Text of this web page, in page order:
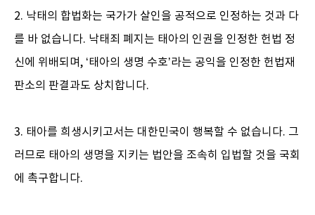
2. 낙태의 합법화는 국가가 살인을 공적으로 인정하는 것과 다
를 바 없습니다. 낙태죄 폐지는 태아의 인권을 인정한 헌법 정
신에 위배되며, ‘태아의 생명 수호’라는 공익을 인정한 헌법재
판소의 판결과도 상치합니다.
3. 태아를 희생시키고서는 대한민국이 행복할 수 없습니다. 그
러므로 태아의 생명을 지키는 법안을 조속히 입법할 것을 국회
에 촉구합니다.